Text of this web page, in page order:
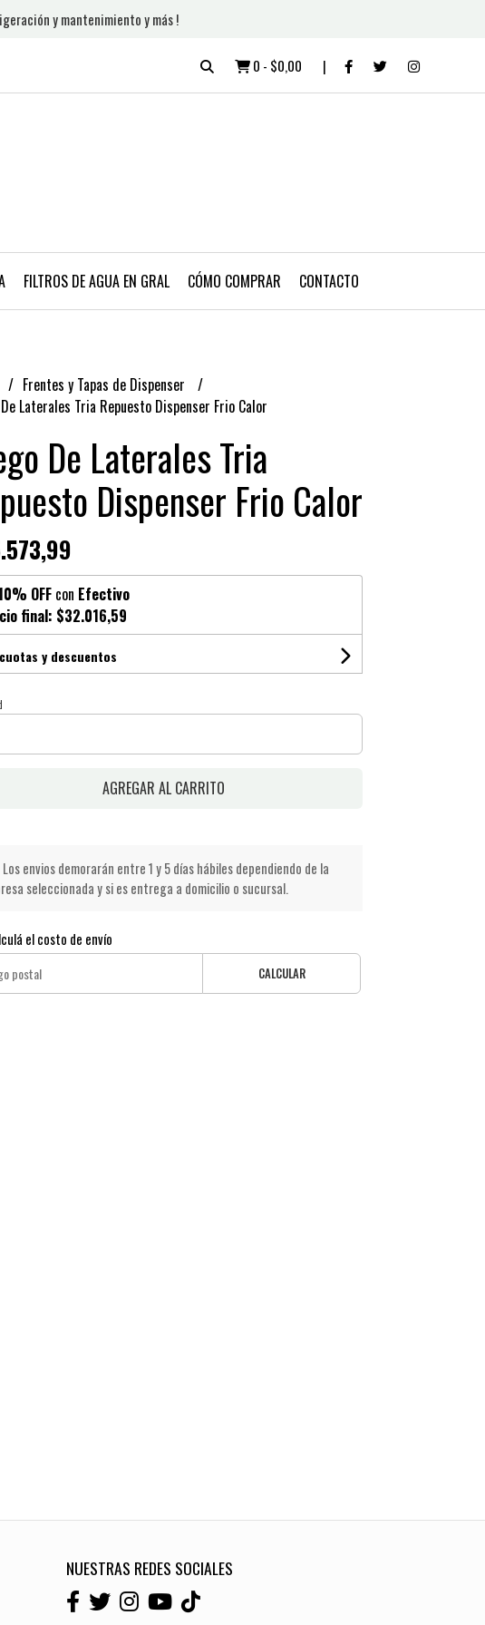
y mantenimiento y más !
0 - $0,00
FILTROS DE AGUA EN GRAL CÓMO COMPRAR CONTACTO
Frentes y Tapas de Dispenser
Laterales Tria Repuesto Dispenser Frio Calor
De Laterales Tria
Dispenser Frio Calor
OFFcon Efectivo
final: $32.016,59
y descuentos
AGREGAR AL CARRITO
Los envios demorarán entre 1 y 5 días hábiles dependiendo de la
seleccionada y si es entrega a domicilio o sucursal.
el costo de envío
CALCULAR
NUESTRAS REDES SOCIALES